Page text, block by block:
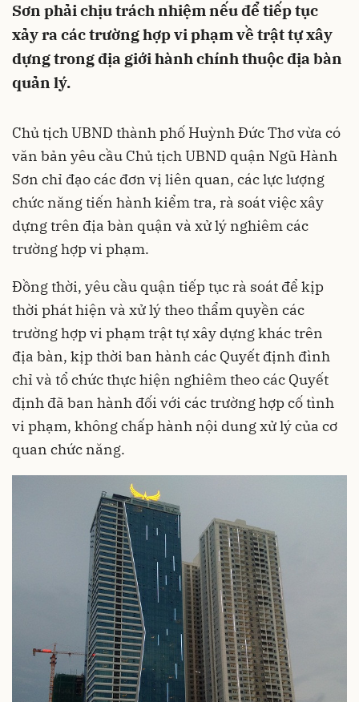
Sơn phải chịu trách nhiệm nếu để tiếp tục
xảy ra các trường hợp vi phạm về trật tự xây
dựng trong địa giới hành chính thuộc địa bàn
quản lý.
Chủ tịch UBND thành phố Huỳnh Đức Thơ vừa có
văn bản yêu cầu Chủ tịch UBND quận Ngũ Hành
Sơn chỉ đạo các đơn vị liên quan, các lực lượng
chức năng tiến hành kiểm tra, rà soát việc xây
dựng trên địa bàn quận và xử lý nghiêm các
trường hợp vi phạm.
Đồng thời, yêu cầu quận tiếp tục rà soát để kịp
thời phát hiện và xử lý theo thẩm quyền các
trường hợp vi phạm trật tự xây dựng khác trên
địa bàn, kịp thời ban hành các Quyết định đình
chỉ và tổ chức thực hiện nghiêm theo các Quyết
định đã ban hành đối với các trường hợp cố tình
vi phạm, không chấp hành nội dung xử lý của cơ
quan chức năng.